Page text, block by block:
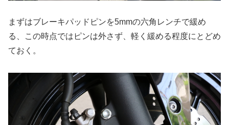
まずはブレーキパッドピンを5mmの六角レンチで緩め
る、この時点ではピンは外さず、軽く緩める程度にとどめ
ておく。